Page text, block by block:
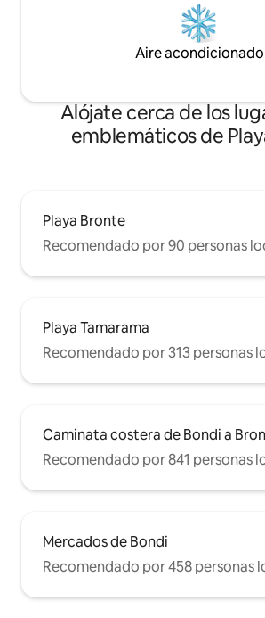
Aire acondicionado
Alójate cerca de los
emblemáticos de
Playa Bronte
Recomendado por 90 personas
Playa Tamarama
Recomendado por 313 personas
Caminata costera de Bondi a
Recomendado por 841 personas
Mercados de Bondi
Recomendado por 458 personas